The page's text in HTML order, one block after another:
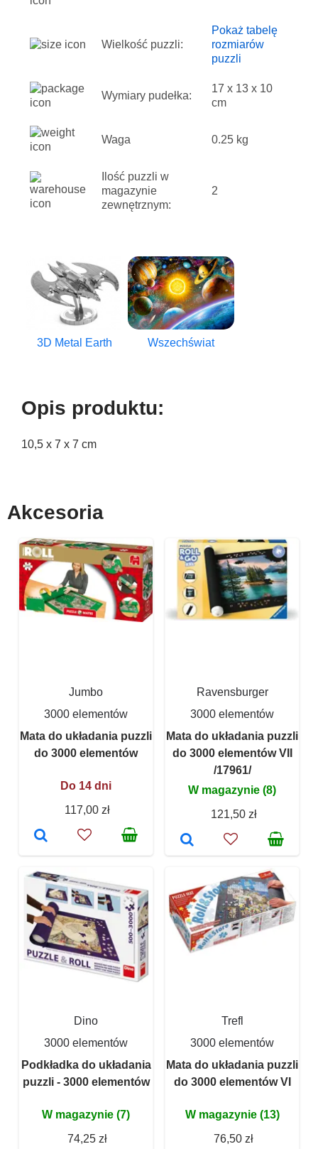
Wielkość puzzli:
Pokaż tabelę
rozmiarów
puzzli
Wymiary pudełka:
17 x 13 x 10
cm
Waga 0.25 kg
Ilość puzzli w
magazynie
zewnętrznym:
2
3D Metal Earth Wszechświat
Opis produktu:
10,5 x 7 x 7 cm
Akcesoria
Jumbo
3000 elementów
Mata do układania puzzli
do 3000 elementów
Do 14 dni
117,00 zł
Ravensburger
3000 elementów
Mata do układania puzzli
do 3000 elementów VII
/17961/
W magazynie (8)
121,50 zł
Dino
3000 elementów
Podkładka do układania
puzzli - 3000 elementów
W magazynie (7)
74,25 zł
Trefl
3000 elementów
Mata do układania puzzli
do 3000 elementów VI
W magazynie (13)
76,50 zł